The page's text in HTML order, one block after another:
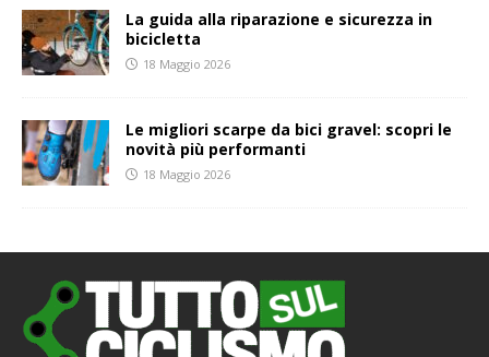
La guida alla riparazione e sicurezza in
bicicletta
18 Maggio 2026
Le migliori scarpe da bici gravel: scopri le
novità più performanti
18 Maggio 2026